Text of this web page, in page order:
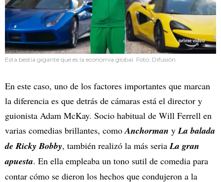
Esta bestia gigante que es la economía global. Foto: Difusión.
En este caso, uno de los factores importantes que marcan
la diferencia es que detrás de cámaras está el director y
guionista Adam McKay. Socio habitual de Will Ferrell en
varias comedias brillantes, como Anchorman y La balada
de Ricky Bobby, también realizó la más seria La gran
apuesta. En ella empleaba un tono sutil de comedia para
contar cómo se dieron los hechos que condujeron a la